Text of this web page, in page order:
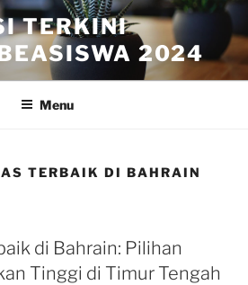
TERKINI
2024
Menu
TERBAIK DI BAHRAIN
di Bahrain: Pilihan
Tinggi di Timur Tengah